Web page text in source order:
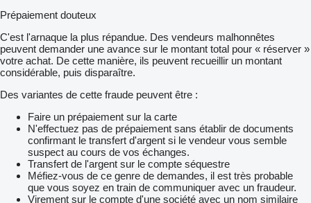
Prépaiement douteux
C'est l'arnaque la plus répandue. Des vendeurs malhonnêtes
peuvent demander une avance sur le montant total pour « réserver »
votre achat. De cette manière, ils peuvent recueillir un montant
considérable, puis disparaître.
Des variantes de cette fraude peuvent être :
Faire un prépaiement sur la carte
N'effectuez pas de prépaiement sans établir de documents
confirmant le transfert d'argent si le vendeur vous semble
suspect au cours de vos échanges.
Transfert de l'argent sur le compte séquestre
Méfiez-vous de ce genre de demandes, il est très probable
que vous soyez en train de communiquer avec un fraudeur.
Virement sur le compte d'une société avec un nom similaire